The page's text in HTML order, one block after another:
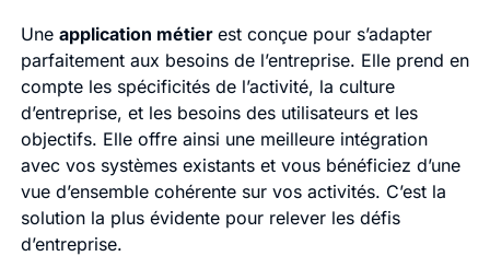
Une application métier est conçue pour s’adapter
parfaitement aux besoins de l’entreprise. Elle prend en
compte les spécificités de l’activité, la culture
d’entreprise, et les besoins des utilisateurs et les
objectifs. Elle offre ainsi une meilleure intégration
avec vos systèmes existants et vous bénéficiez d’une
vue d’ensemble cohérente sur vos activités. C’est la
solution la plus évidente pour relever les défis
d’entreprise.